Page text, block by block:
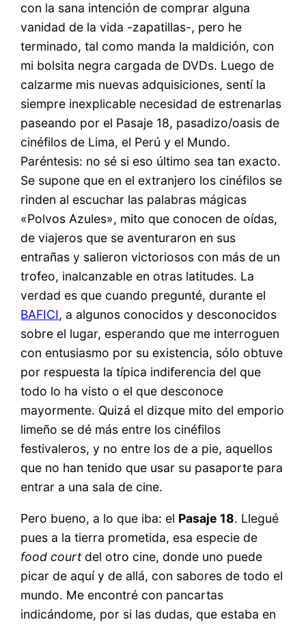
con la sana intención de comprar alguna
vanidad de la vida -zapatillas-, pero he
terminado, tal como manda la maldición, con
mi bolsita negra cargada de DVDs. Luego de
calzarme mis nuevas adquisiciones, sentí la
siempre inexplicable necesidad de estrenarlas
paseando por el Pasaje 18, pasadizo/oasis de
cinéfilos de Lima, el Perú y el Mundo.
Paréntesis: no sé si eso último sea tan exacto.
Se supone que en el extranjero los cinéfilos se
rinden al escuchar las palabras mágicas
«Polvos Azules», mito que conocen de oídas,
de viajeros que se aventuraron en sus
entrañas y salieron victoriosos con más de un
trofeo, inalcanzable en otras latitudes. La
verdad es que cuando pregunté, durante el
BAFICI, a algunos conocidos y desconocidos
sobre el lugar, esperando que me interroguen
con entusiasmo por su existencia, sólo obtuve
por respuesta la típica indiferencia del que
todo lo ha visto o el que desconoce
mayormente. Quizá el dizque mito del emporio
limeño se dé más entre los cinéfilos
festivaleros, y no entre los de a pie, aquellos
que no han tenido que usar su pasaporte para
entrar a una sala de cine.
Pero bueno, a lo que iba: el Pasaje 18. Llegué
pues a la tierra prometida, esa especie de
food courtdel otro cine, donde uno puede
picar de aquí y de allá, con sabores de todo el
mundo. Me encontré con pancartas
indicándome, por si las dudas, que estaba en